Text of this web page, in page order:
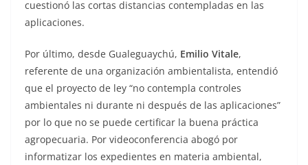
cuestionó las cortas distancias contempladas en las
aplicaciones.
Por último, desde Gualeguaychú, Emilio Vitale,
referente de una organización ambientalista, entendió
que el proyecto de ley “no contempla controles
ambientales ni durante ni después de las aplicaciones”
por lo que no se puede certificar la buena práctica
agropecuaria. Por videoconferencia abogó por
informatizar los expedientes en materia ambiental,